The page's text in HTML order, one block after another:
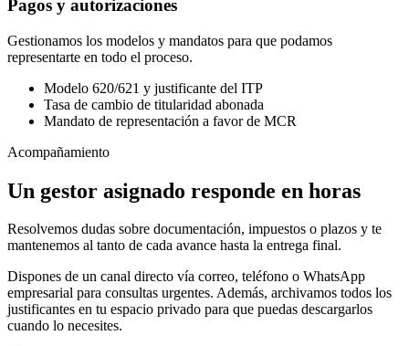
Pagos y autorizaciones
Gestionamos los modelos y mandatos para que podamos
representarte en todo el proceso.
Modelo 620/621 y justificante del ITP
Tasa de cambio de titularidad abonada
Mandato de representación a favor de MCR
Acompañamiento
Un gestor asignado responde en horas
Resolvemos dudas sobre documentación, impuestos o plazos y te
mantenemos al tanto de cada avance hasta la entrega final.
Dispones de un canal directo vía correo, teléfono o WhatsApp
empresarial para consultas urgentes. Además, archivamos todos los
justificantes en tu espacio privado para que puedas descargarlos
cuando lo necesites.